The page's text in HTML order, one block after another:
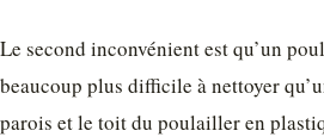
Le second inconvénient est qu’un
beaucoup plus difficile à nettoyer
parois et le toit du poulailler en